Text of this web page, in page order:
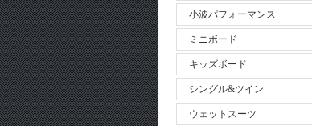
小波パフォーマンス
ミニボード
キッズボード
シングル&ツイン
ウェットスーツ